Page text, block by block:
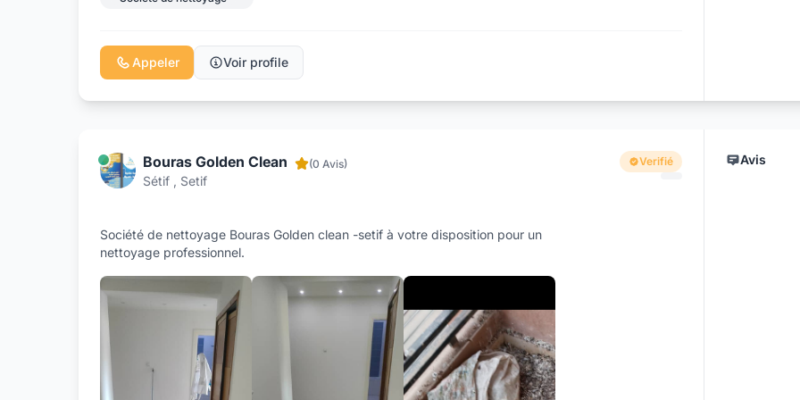
Appeler Voir profile
Bouras Golden Clean
Sétif , Setif
(0 Avis) Verifié
Société de nettoyage Bouras Golden clean -setif à votre disposition pour un
nettoyage professionnel.
Avis